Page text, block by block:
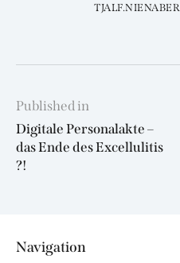
TJALF.NIENABER
Beitragsnavigation
Published in
Previous
post:
Digitale Personalakte –
das Ende des Excellulitis
?!
Navigation